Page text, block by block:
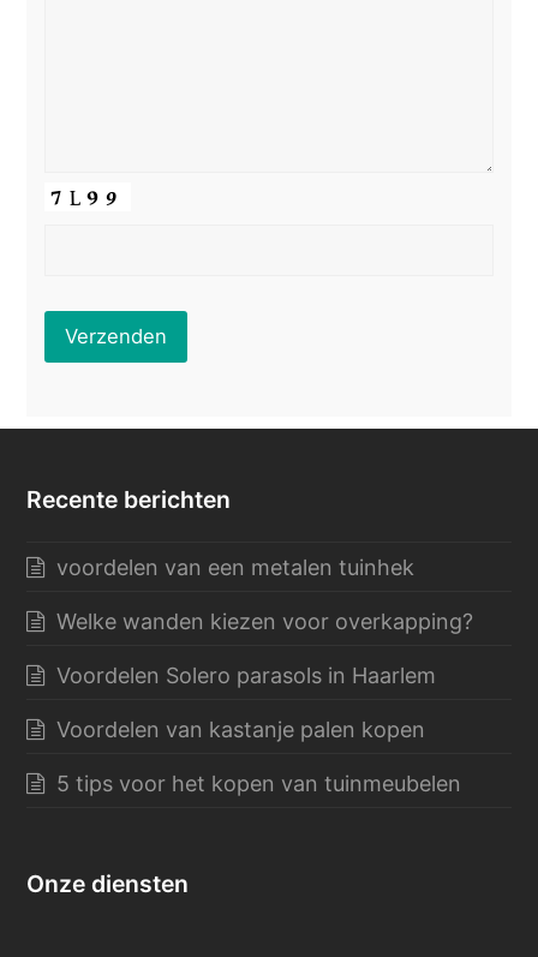
Recente berichten
voordelen van een metalen tuinhek
Welke wanden kiezen voor overkapping?
Voordelen Solero parasols in Haarlem
Voordelen van kastanje palen kopen
5 tips voor het kopen van tuinmeubelen
Onze diensten